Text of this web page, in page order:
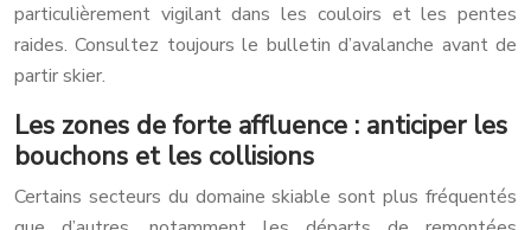
particulièrement vigilant dans les couloirs et les pentes
raides. Consultez toujours le bulletin d’avalanche avant de
partir skier.
Les zones de forte affluence : anticiper les
bouchons et les collisions
Certains secteurs du domaine skiable sont plus fréquentés